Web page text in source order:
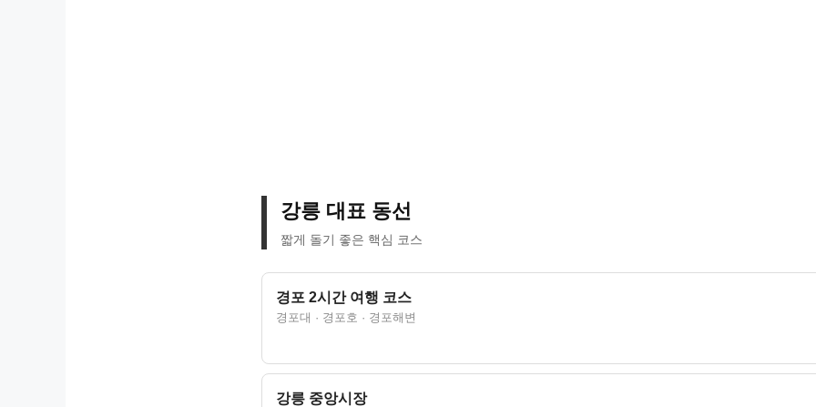
강릉 대표 동선
짧게 돌기 좋은 핵심 코스
경포 2시간 여행 코스
경포대 · 경포호 · 경포해변
강릉 중앙시장